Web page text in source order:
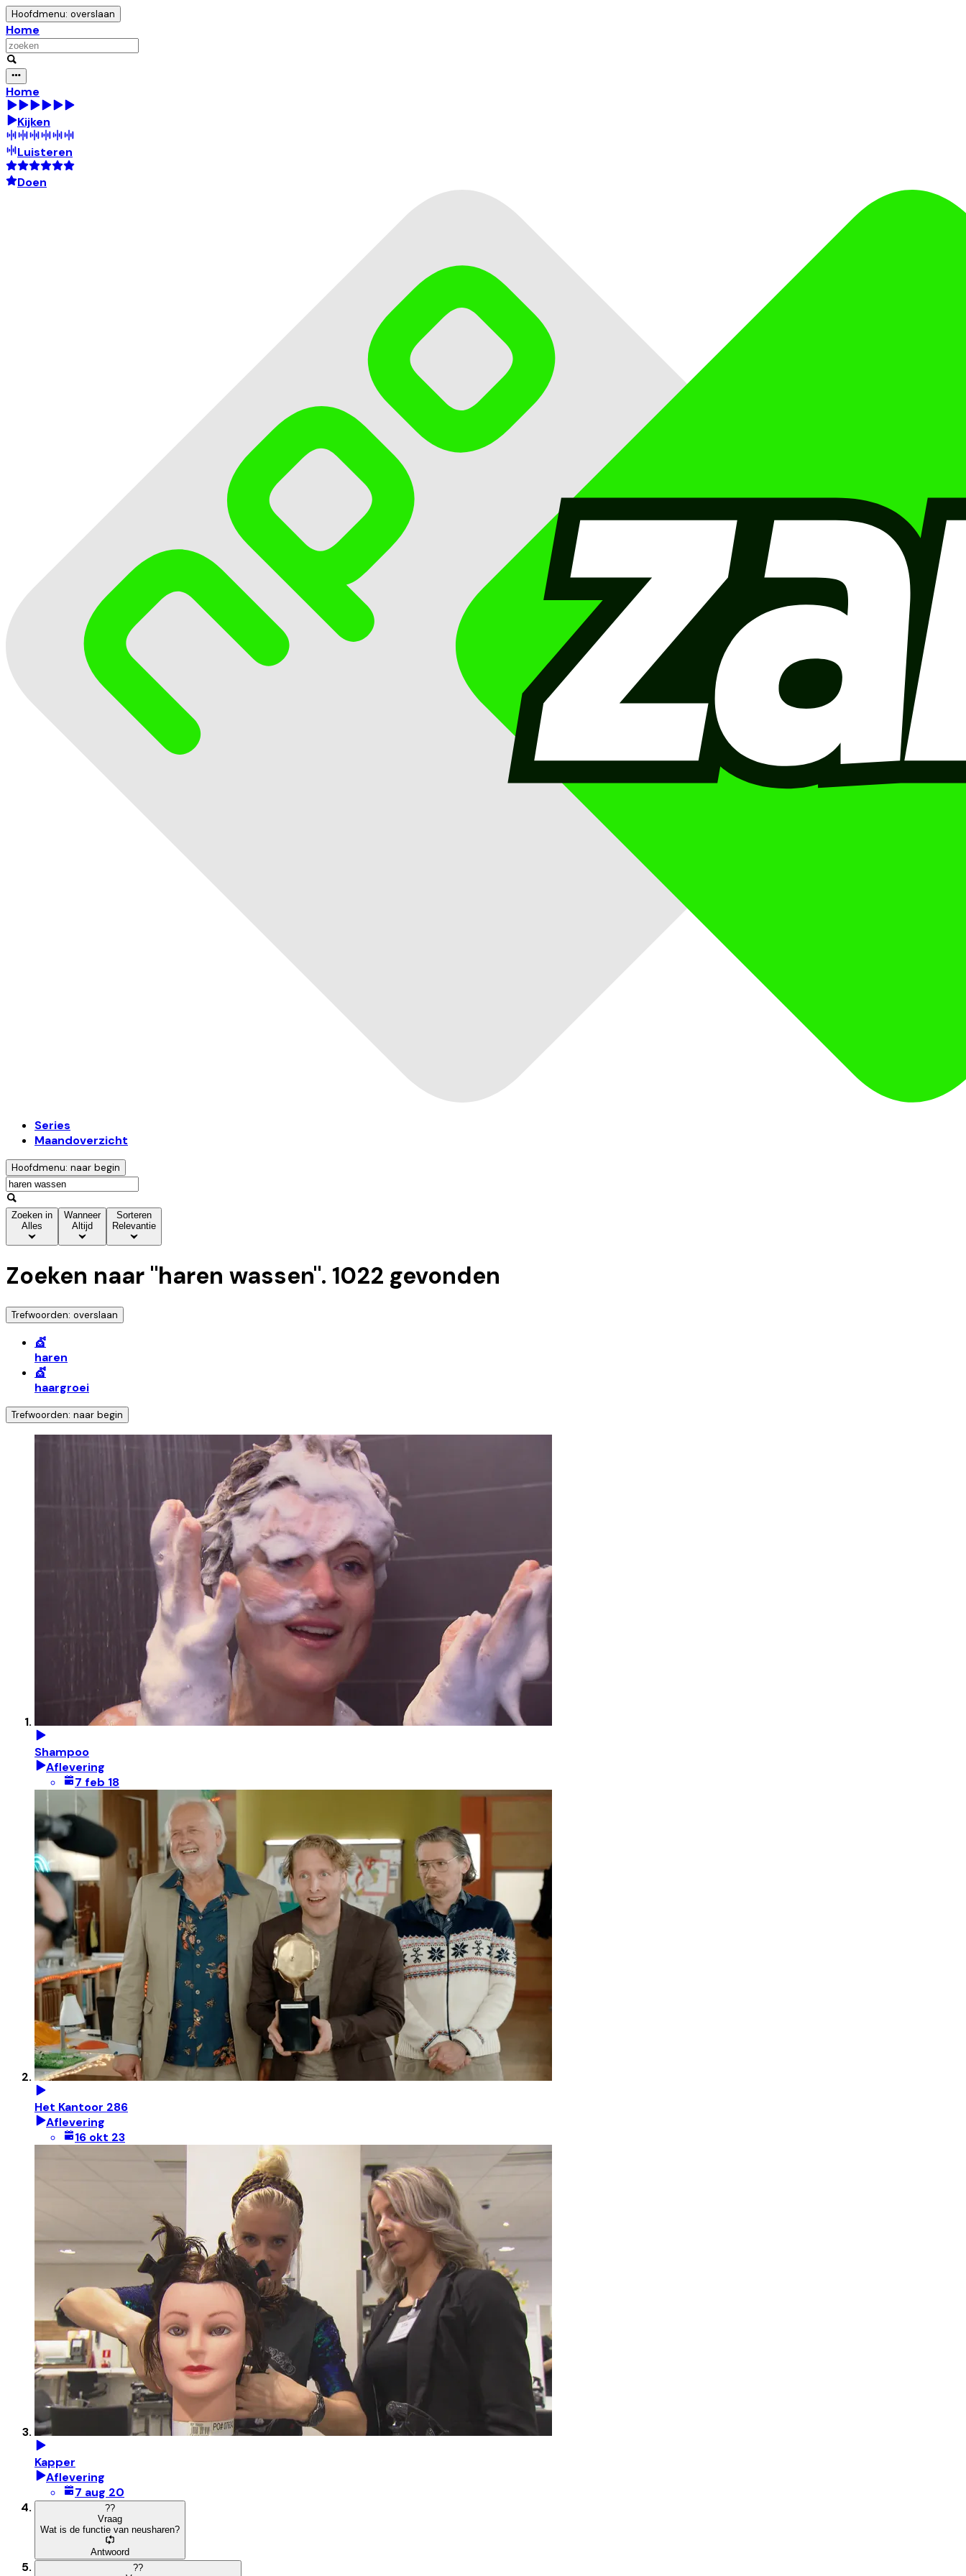
Hoofdmenu: overslaan
Home
Home
Kijken
Luisteren
Doen
Series
Maandoverzicht
Hoofdmenu: naar begin
Zoeken in
Alles
Wanneer
Altijd
Sorteren
Relevantie
Zoeken naar "haren wassen". 1022 gevonden
Trefwoorden: overslaan
💇
haren
💇
haargroei
Trefwoorden: naar begin
Shampoo
Aflevering
7 feb 18
Het Kantoor 286
Aflevering
16 okt 23
Kapper
Aflevering
7 aug 20
??
Vraag
Wat is de functie van neusharen?
Antwoord
??